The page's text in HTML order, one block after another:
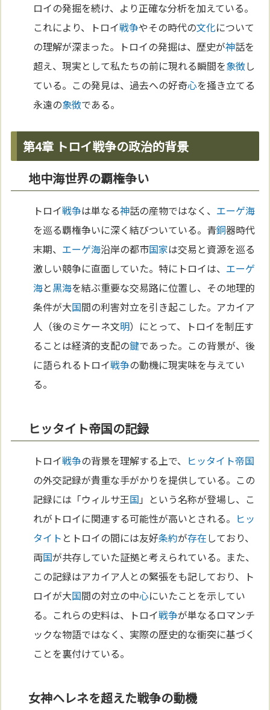
ロイの発掘を続け、より正確な分析を加えている。
これにより、トロイ戦争やその時代の文化について
の理解が深まった。トロイの発掘は、歴史が神話を
超え、現実として私たちの前に現れる瞬間を象徴し
ている。この発見は、過去への好奇心を掻き立てる
永遠の象徴である。
第4章 トロイ戦争の政治的背景
地中海世界の覇権争い
トロイ戦争は単なる神話の産物ではなく、 エーゲ海
を巡る覇権争いに深く結びついている。青銅器時代
末期、 エーゲ海沿岸の都市国家は交易と資源を巡る
激しい競争に直面していた。特にトロイは、 エーゲ
海と黒海を結ぶ重要な交易路に位置し、その地理的
条件が大国間の利害対立を引き起こした。アカイア
人（後のミケーネ文明）にとって、トロイを制圧す
ることは経済的支配の鍵であった。この背景が、後
に語られるトロイ戦争の動機に現実味を与えてい
る。
ヒッタイト帝国の記録
トロイ戦争の背景を理解する上で、 ヒッタイト帝国
の外交記録が貴重な手がかりを提供している。この
記録には「ウィルサ王国 」という名称が登場し、こ
れがトロイに関連する可能性が高いとされる。 ヒッ
タイト とトロイの間には友好条約が存在しており、
両国が共存していた証拠と考えられている。また、
この記録はアカイア人との緊張をも記しており、ト
ロイが大国間の対立の中心にいたことを示してい
る。これらの史料は、トロイ戦争が単なるロマンチ
ックな物語ではなく、実際の歴史的な衝突に基づく
ことを裏付けている。
女神ヘレネを超えた戦争の動機